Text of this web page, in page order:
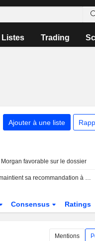
Listes Trading
Ajouter à une liste
Morgan favorable sur le dossier
JPMorgan maintient sa recommandation à 'Surpondérer' sur Tui avec un objectif de 12,50 euros
Consensus Ratings
Mentions